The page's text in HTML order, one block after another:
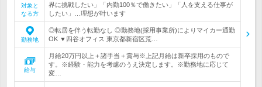
対象と
なる方
界に挑戦したい」「内勤100％で働きたい」「人を支える仕事が
したい」…理想が叶います
勤務地
◎転居を伴う転勤なし ◎勤務地(採用事業所)によりマイカー通勤
OK ▼四谷オフィス 東京都新宿区荒…
給与
月給20万円以上＋諸手当＋賞与※上記月給は新卒採用のもので
す。※経験・能力を考慮のうえ決定します。※勤務地に応じて
変…